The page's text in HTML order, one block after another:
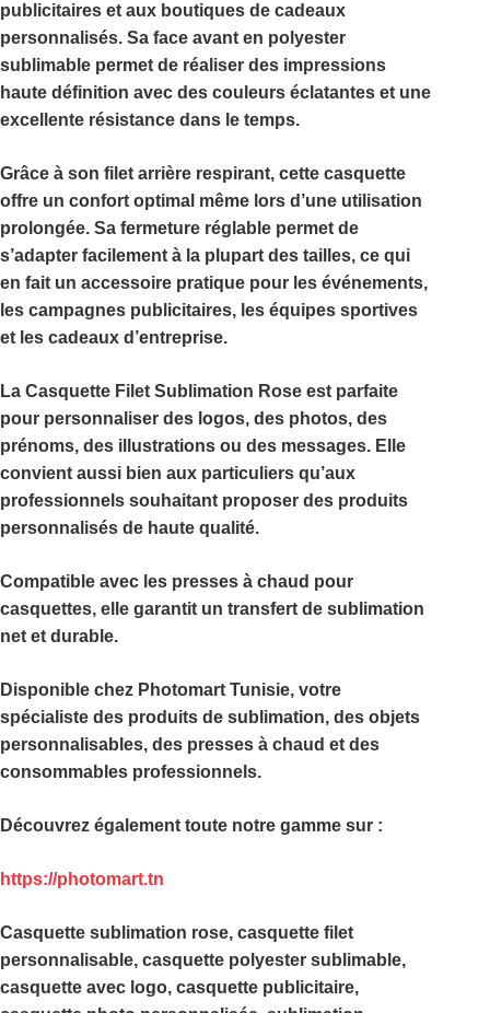
publicitaires et aux boutiques de cadeaux
personnalisés. Sa face avant en polyester
sublimable permet de réaliser des impressions
haute définition avec des couleurs éclatantes et une
excellente résistance dans le temps.
Grâce à son filet arrière respirant, cette casquette
offre un confort optimal même lors d’une utilisation
prolongée. Sa fermeture réglable permet de
s’adapter facilement à la plupart des tailles, ce qui
en fait un accessoire pratique pour les événements,
les campagnes publicitaires, les équipes sportives
et les cadeaux d’entreprise.
La Casquette Filet Sublimation Rose est parfaite
pour personnaliser des logos, des photos, des
prénoms, des illustrations ou des messages. Elle
convient aussi bien aux particuliers qu’aux
professionnels souhaitant proposer des produits
personnalisés de haute qualité.
Compatible avec les presses à chaud pour
casquettes, elle garantit un transfert de sublimation
net et durable.
Disponible chez Photomart Tunisie, votre
spécialiste des produits de sublimation, des objets
personnalisables, des presses à chaud et des
consommables professionnels.
Découvrez également toute notre gamme sur :
https://photomart.tn
Casquette sublimation rose, casquette filet
personnalisable, casquette polyester sublimable,
casquette avec logo, casquette publicitaire,